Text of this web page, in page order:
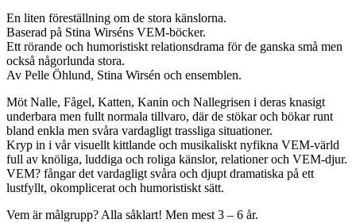
En liten föreställning om de stora känslorna.
Baserad på Stina Wirséns VEM-böcker.
Ett rörande och humoristiskt relationsdrama för de ganska små men
också någorlunda stora.
Av Pelle Öhlund, Stina Wirsén och ensemblen.
Möt Nalle, Fågel, Katten, Kanin och Nallegrisen i deras knasigt
underbara men fullt normala tillvaro, där de stökar och bökar runt
bland enkla men svåra vardagligt trassliga situationer.
Kryp in i vår visuellt kittlande och musikaliskt nyfikna VEM-värld
full av knöliga, luddiga och roliga känslor, relationer och VEM-djur.
VEM? fångar det vardagligt svåra och djupt dramatiska på ett
lustfyllt, okomplicerat och humoristiskt sätt.
Vem är målgrupp? Alla såklart! Men mest 3 – 6 år.